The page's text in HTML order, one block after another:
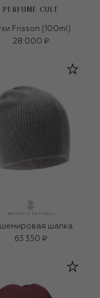
PERFUME CULT
Frisson (100ml)
28 000 ₽
шапка
63 350 ₽